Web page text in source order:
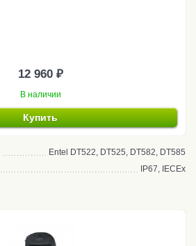
12 960 ₽
В наличии
Купить
Entel DT522, DT525, DT582, DT585
IP67, IECEx